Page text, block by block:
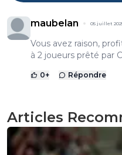
maubelan 05 juillet
Vous avez raison,
à 2 joueurs prêté par
0+ Répondre
Articles